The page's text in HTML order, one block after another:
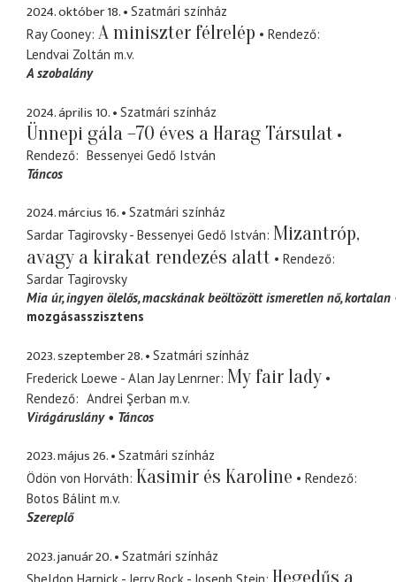
2024. október 18.
Szatmári színház
Ray Cooney A miniszter félrelép
Rendező
Lendvai Zoltán m.v.
A szobalány
2024. április 10. Szatmári színház
Ünnepi gála –70 éves a Harag Társulat
Rendező
Bessenyei Gedő István
Táncos
2024. március 16.
Szatmári színház
Sardar Tagirovsky - Bessenyei Gedő István Mizantróp,
avagy a kirakat rendezés alatt
Rendező
Sardar Tagirovsky
Mia úr ingyen ölelős, macskának beöltözött ismeretlen nő, kortalan
mozgásasszisztens
2023. szeptember 28.
Szatmári színház
Frederick Loewe - Alan Jay Lenrner My fair lady
Rendező Andrei Şerban m.v.
Virágáruslány
Táncos
2023. május 26.
Szatmári színház
Ödön von Horváth Kasimir és Karoline
Rendező
Botos Bálint m.v.
Szereplő
2023. január 20.
Szatmári színház